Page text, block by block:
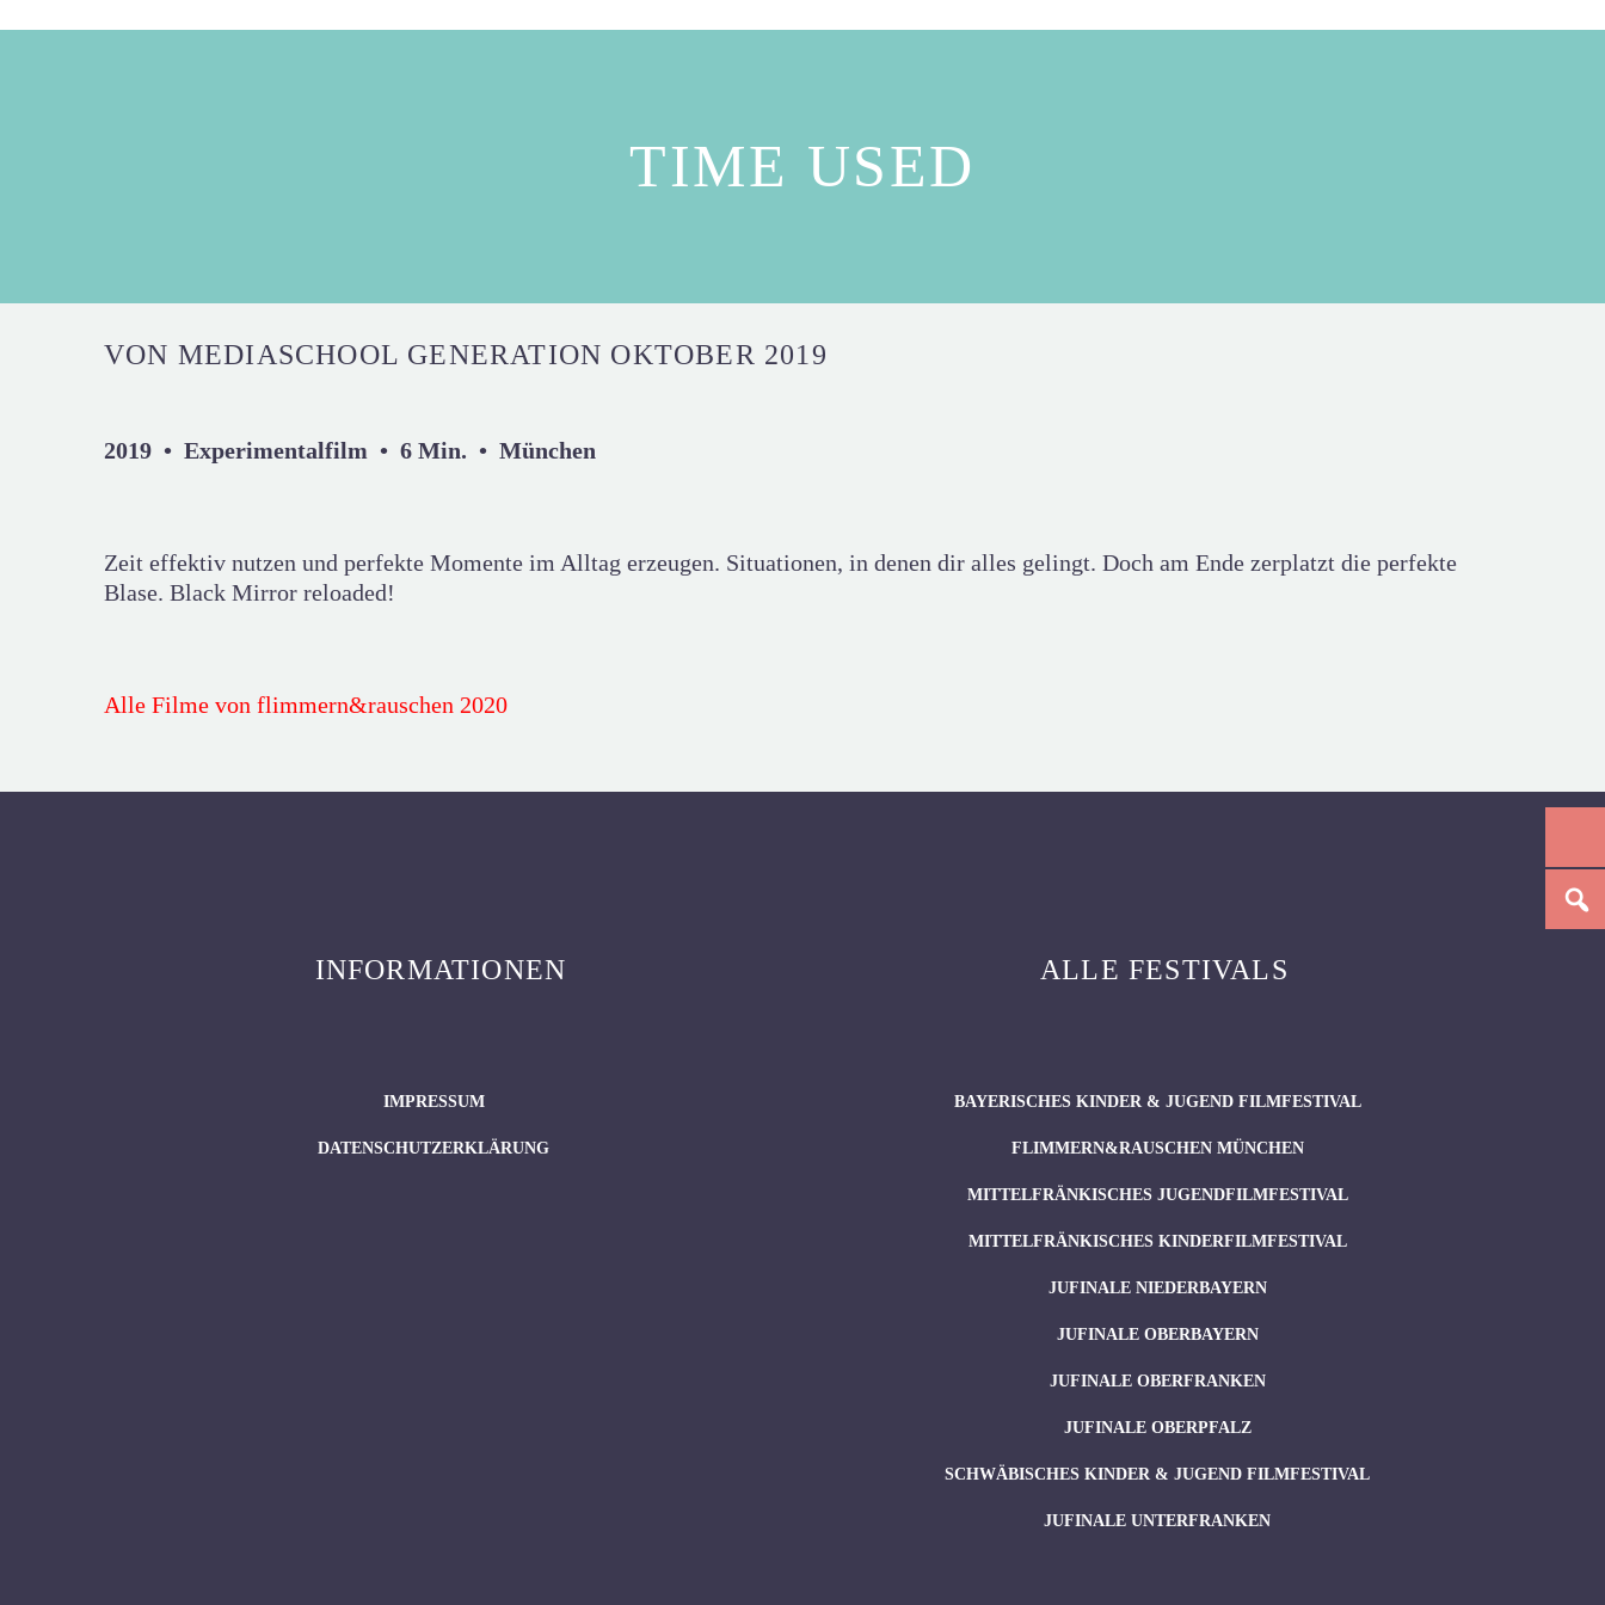
TIME USED
VON MEDIASCHOOL GENERATION OKTOBER 2019
2019 • Experimentalfilm • 6 Min. • München
Zeit effektiv nutzen und perfekte Momente im Alltag erzeugen. Situationen, in denen dir alles gelingt. Doch am Ende zerplatzt die perfekte
Blase. Black Mirror reloaded!
Alle Filme von flimmern&rauschen 2020
INFORMATIONEN
IMPRESSUM
DATENSCHUTZERKLÄRUNG
ALLE FESTIVALS
BAYERISCHES KINDER & JUGEND FILMFESTIVAL
FLIMMERN&RAUSCHEN MÜNCHEN
MITTELFRÄNKISCHES JUGENDFILMFESTIVAL
MITTELFRÄNKISCHES KINDERFILMFESTIVAL
JUFINALE NIEDERBAYERN
JUFINALE OBERBAYERN
JUFINALE OBERFRANKEN
JUFINALE OBERPFALZ
SCHWÄBISCHES KINDER & JUGEND FILMFESTIVAL
JUFINALE UNTERFRANKEN